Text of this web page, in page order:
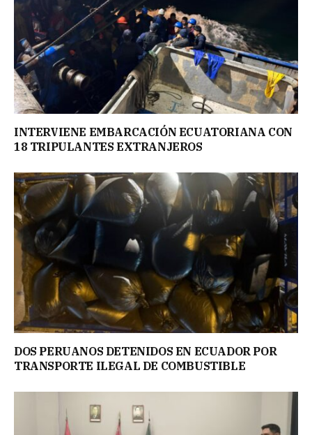
INTERVIENE EMBARCACIÓN ECUATORIANA CON
18 TRIPULANTES EXTRANJEROS
DOS PERUANOS DETENIDOS EN ECUADOR POR
TRANSPORTE ILEGAL DE COMBUSTIBLE